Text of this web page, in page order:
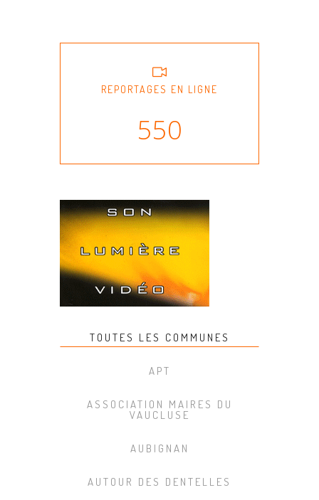
REPORTAGES EN LIGNE
550
TOUTES LES COMMUNES
APT
ASSOCIATION MAIRES DU
VAUCLUSE
AUBIGNAN
AUTOUR DES DENTELLES